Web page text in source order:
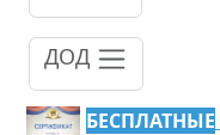
ДОД
БЕСПЛАТНЫЕ